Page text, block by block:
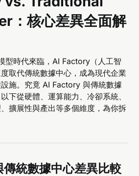
：核心差異全面解
型時代來臨，AI Factory（人工智
取代傳統數據中心，成為現代企業
施。究竟 AI Factory 與傳統數據
下從硬體、運算能力、冷卻系統、
擴展性與產出等多個維度，為你拆
統數據中心差異比較